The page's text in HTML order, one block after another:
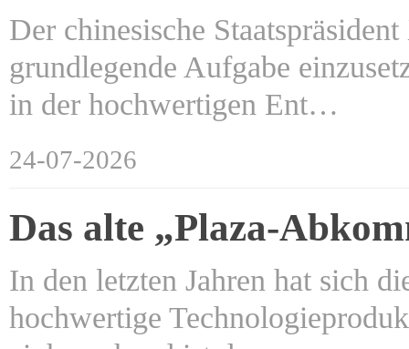
Der chinesische
grundlegende Aufgabe
in der hochwertigen Ent…
24-07-2026
Das alte „Plaza-
In den letzten Jahren hat sich
hochwertige